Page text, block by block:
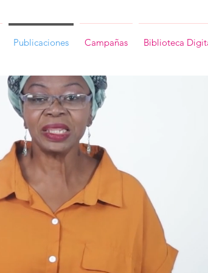
Publicaciones Campañas Biblioteca